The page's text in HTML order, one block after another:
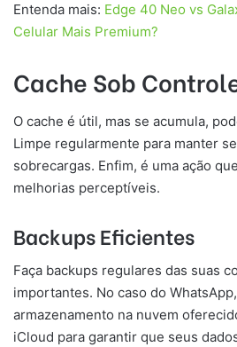
Entenda mais: Edge 40 Neo vs
Celular Mais Premium?
Cache Sob
O cache é útil, mas se acumula,
Limpe regularmente para manter
sobrecargas. Enfim, é uma ação
melhorias perceptíveis.
Backups Eficientes
Faça backups regulares das suas
importantes. No caso do
armazenamento na nuvem
iCloud para garantir que seus